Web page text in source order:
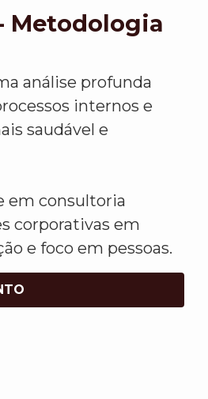
Metodologia
análise profunda
internos e
saudável e
em consultoria
corporativas em
e foco em pessoas.